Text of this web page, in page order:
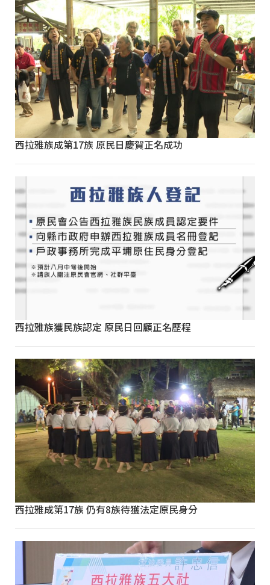
西拉雅族成第17族 原民日慶賀正名成功
西拉雅族獲民族認定 原民日回顧正名歷程
西拉雅成第17族 仍有8族待獲法定原民身分